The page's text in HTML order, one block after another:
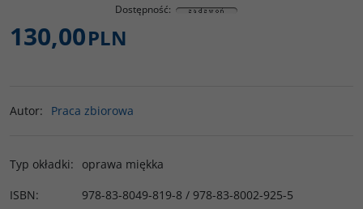
Dostępność:
130,00PLN
Autor: Praca zbiorowa
Typ okładki:
oprawa miękka
ISBN: 978-83-8049-819-8 / 978-83-8002-925-5